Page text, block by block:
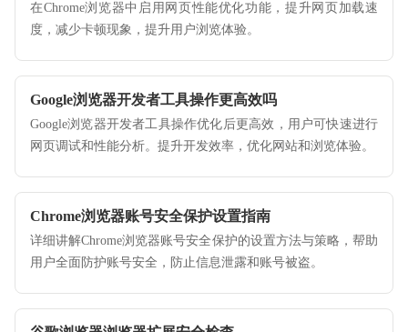
在Chrome浏览器中启用网页性能优化功能，提升网页加载速
度，减少卡顿现象，提升用户浏览体验。
Google浏览器开发者工具操作更高效吗
Google浏览器开发者工具操作优化后更高效，用户可快速进行
网页调试和性能分析。提升开发效率，优化网站和浏览体验。
Chrome浏览器账号安全保护设置指南
详细讲解Chrome浏览器账号安全保护的设置方法与策略，帮助
用户全面防护账号安全，防止信息泄露和账号被盗。